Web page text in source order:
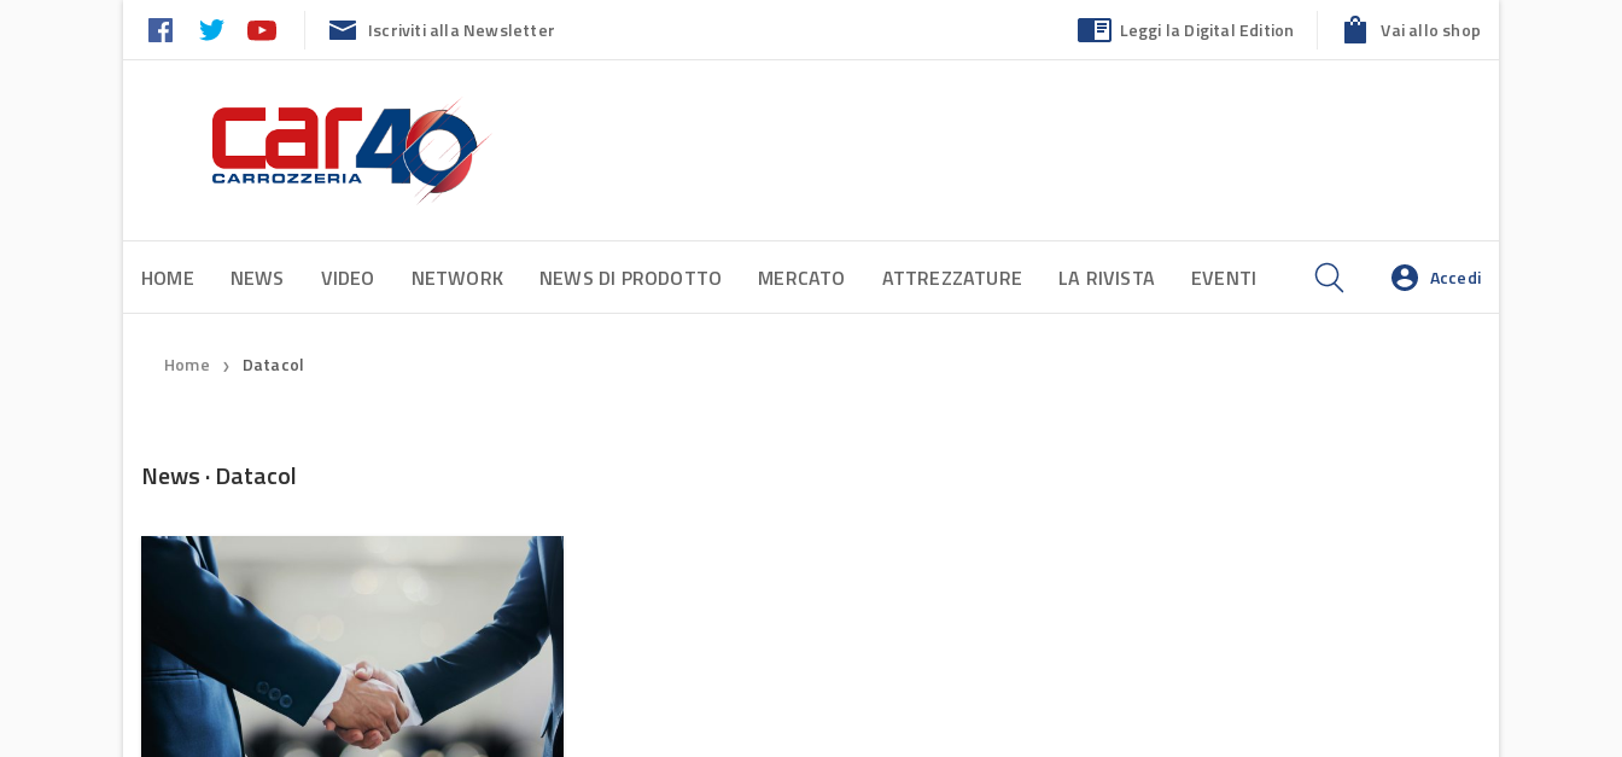
Iscriviti alla Newsletter Leggi la Digital Edition Vai allo shop
HOME NEWS VIDEO NETWORK NEWS DI PRODOTTO MERCATO ATTREZZATURE LA RIVISTA EVENTI Accedi
Home ❯ Datacol
News · Datacol